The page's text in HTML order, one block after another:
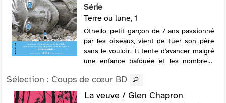
Série
Terre ou lune, 1
Othello, petit garçon de 7 ans passionné
par les oiseaux, vient de tuer son père
sans le vouloir. Il tente d'avancer malgré
une enfance bafouée et les nombreux
Sélection : Coups de cœur BD
La veuve / Glen Chapron